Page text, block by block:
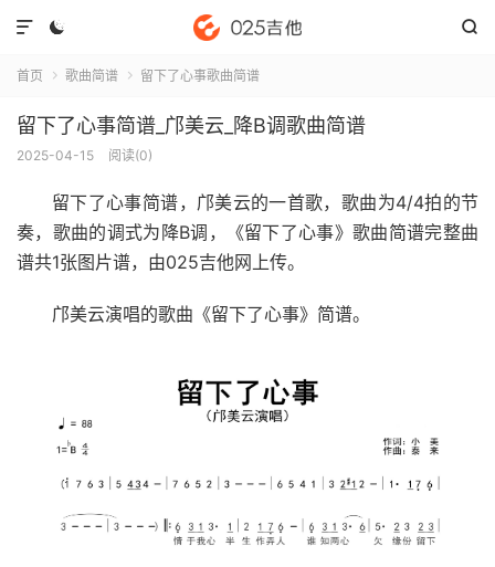
 

首页  歌曲简谱  留下了心事歌曲简谱
留下了心事简谱_邝美云_降B调歌曲简谱
2025-04-15 阅读(0)
留下了心事简谱，邝美云的一首歌，歌曲为4/4拍的节
奏，歌曲的调式为降B调，《留下了心事》歌曲简谱完整曲
谱共1张图片谱，由025吉他网上传。
邝美云演唱的歌曲《留下了心事》简谱。